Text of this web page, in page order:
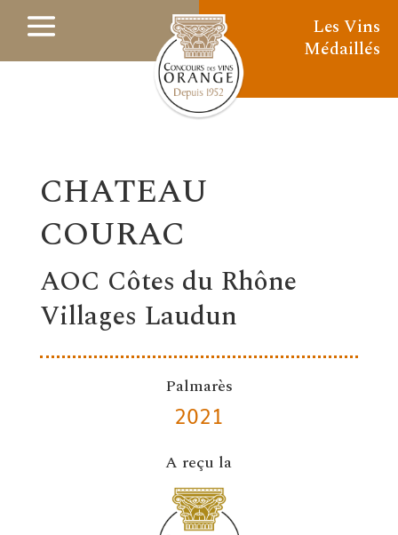
Les Vins
Médaillés
CHATEAU
COURAC
AOC Côtes du Rhône
Villages Laudun
Palmarès
2021
A reçu la